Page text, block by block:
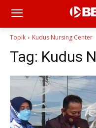
Topik Kudus Nursing Center
Tag: Kudus